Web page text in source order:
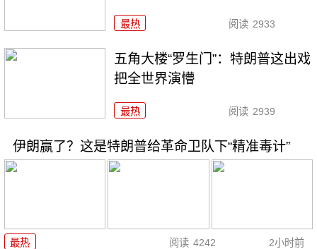
最热 阅读 2933
五角大楼“罗生门”：特朗普这出戏
把全世界演懵
最热 阅读 2939
伊朗赢了？这是特朗普给革命卫队下“精准毒计”
最热 阅读 4242 2小时前